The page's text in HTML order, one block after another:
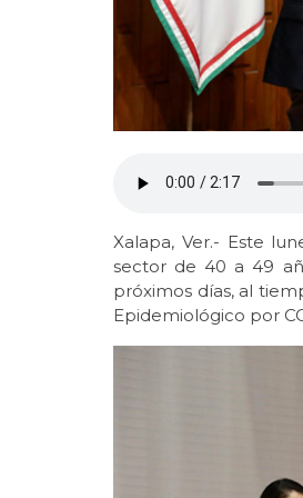
Xalapa, Ver.- Este
sector de 40 a 49
próximos días, al
Epidemiológico por